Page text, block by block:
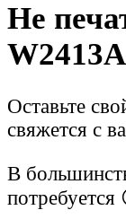
Не
Оставьте
свяжется с
В
потребуется